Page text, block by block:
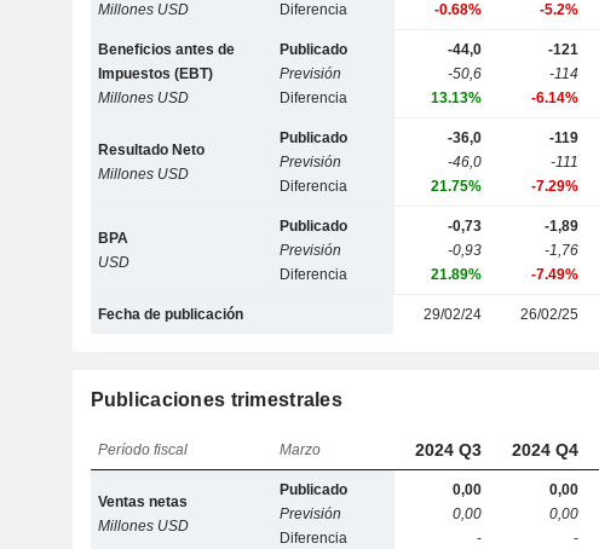
Millones USD
Diferencia
-0.68%
-5.2%
Beneficios antes de
Impuestos (EBT)
Millones USD
Publicado
Previsión
Diferencia
-44,0
-50,6
13.13%
-121
-114
-6.14%
Resultado Neto
Millones USD
Publicado
Previsión
Diferencia
-36,0
-46,0
21.75%
-119
-111
-7.29%
BPA
USD
Publicado
Previsión
Diferencia
-0,73
-0,93
21.89%
-1,89
-1,76
-7.49%
Fecha de publicación 29/02/24 26/02/25
Publicaciones trimestrales
Período fiscal Marzo 2024 Q3 2024 Q4
Ventas netas
Millones USD
Publicado
Previsión
Diferencia
0,00
0,00
-
0,00
0,00
-